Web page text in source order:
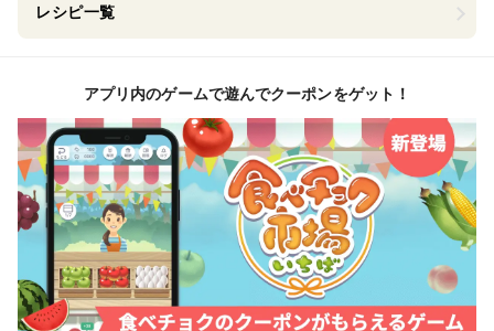
レシピ一覧
アプリ内のゲームで遊んでクーポンをゲット！